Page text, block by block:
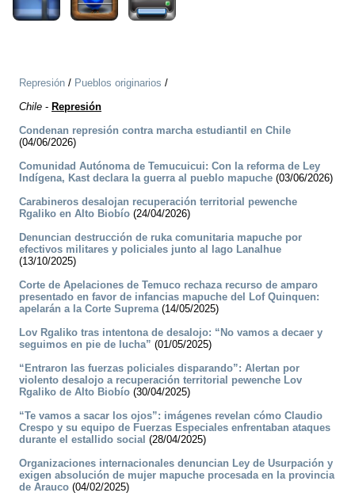
Represión / Pueblos originarios /
Chile - Represión
Condenan represión contra marcha estudiantil en Chile
(04/06/2026)
Comunidad Autónoma de Temucuicui: Con la reforma de Ley
Indígena, Kast declara la guerra al pueblo mapuche (03/06/2026)
Carabineros desalojan recuperación territorial pewenche
Rgaliko en Alto Biobío (24/04/2026)
Denuncian destrucción de ruka comunitaria mapuche por
efectivos militares y policiales junto al lago Lanalhue
(13/10/2025)
Corte de Apelaciones de Temuco rechaza recurso de amparo
presentado en favor de infancias mapuche del Lof Quinquen:
apelarán a la Corte Suprema(14/05/2025)
Lov Rgaliko tras intentona de desalojo: “No vamos a decaer y
seguimos en pie de lucha” (01/05/2025)
“Entraron las fuerzas policiales disparando”: Alertan por
violento desalojo a recuperación territorial pewenche Lov
Rgaliko de Alto Biobío (30/04/2025)
“Te vamos a sacar los ojos”: imágenes revelan cómo Claudio
Crespo y su equipo de Fuerzas Especiales enfrentaban ataques
durante el estallido social (28/04/2025)
Organizaciones internacionales denuncian Ley de Usurpación y
exigen absolución de mujer mapuche procesada en la provincia
de Arauco (04/02/2025)